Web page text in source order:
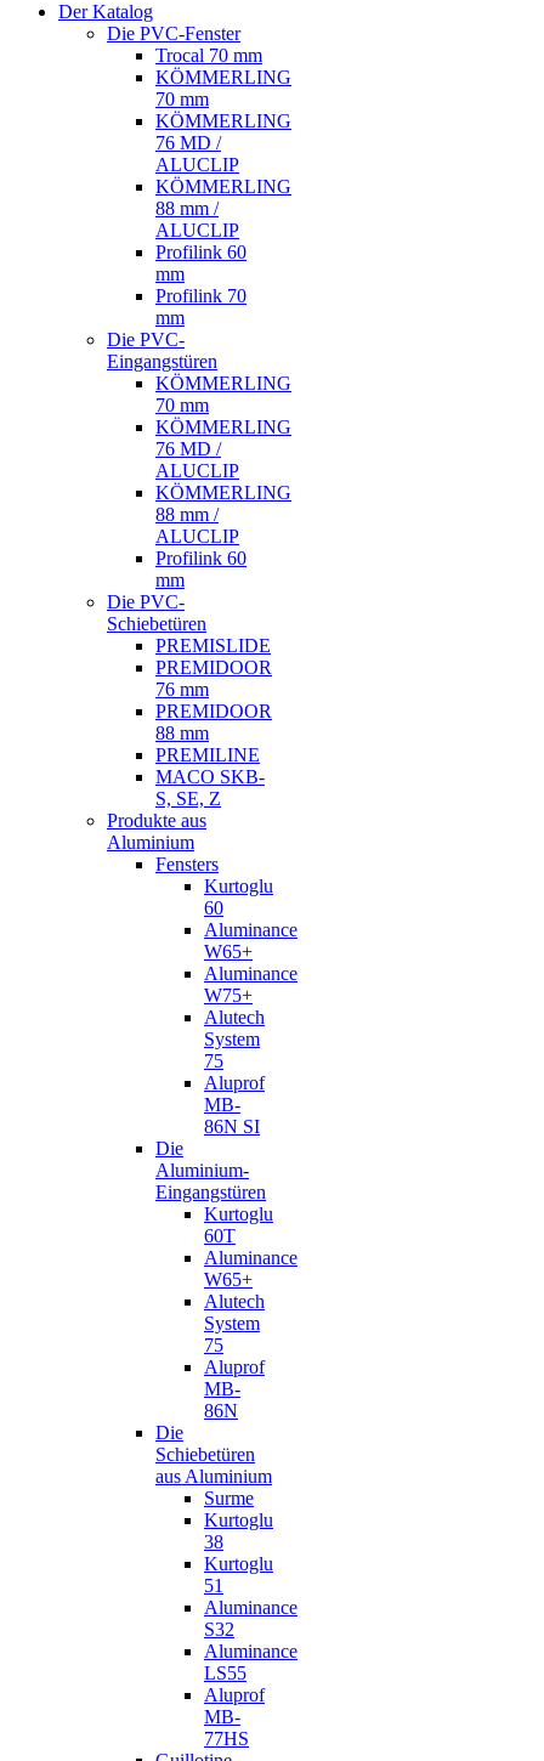
Der Katalog
Die PVC-Fenster
Trocal 70 mm
KÖMMERLING
70 mm
KÖMMERLING
76 MD /
ALUCLIP
KÖMMERLING
88 mm /
ALUCLIP
Profilink 60
mm
Profilink 70
mm
Die PVC-
Eingangstüren
KÖMMERLING
70 mm
KÖMMERLING
76 MD /
ALUCLIP
KÖMMERLING
88 mm /
ALUCLIP
Profilink 60
mm
Die PVC-
Schiebetüren
PREMISLIDE
PREMIDOOR
76 mm
PREMIDOOR
88 mm
PREMILINE
MACO SKB-
S, SE, Z
Produkte aus
Aluminium
Fensters
Kurtoglu
60
Aluminance
W65+
Aluminance
W75+
Alutech
System
75
Aluprof
MB-
86N SI
Die
Aluminium-
Eingangstüren
Kurtoglu
60T
Aluminance
W65+
Alutech
System
75
Aluprof
MB-
86N
Die
Schiebetüren
aus Aluminium
Surme
Kurtoglu
38
Kurtoglu
51
Aluminance
S32
Aluminance
LS55
Aluprof
MB-
77HS